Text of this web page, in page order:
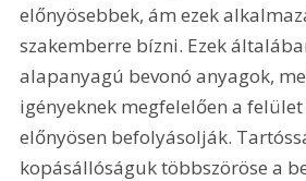
előnyösebbek, ám ezek
szakemberre bízni. Ezek
alapanyagú bevonó anyagok,
igényeknek megfelelően a
előnyösen befolyásolják.
kopásállóságuk többszöröse a